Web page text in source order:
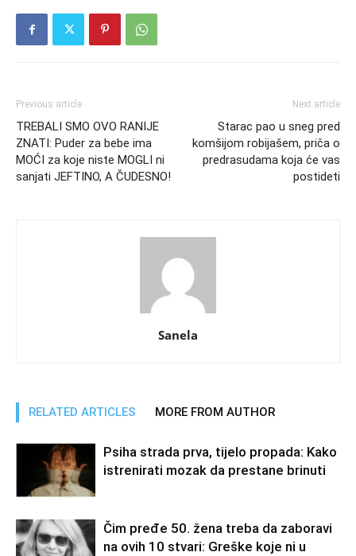
Previous article
TREBALI SMO OVO RANIJE
ZNATI: Puder za bebe ima
MOĆI za koje niste MOGLI ni
sanjati JEFTINO, A ČUDESNO!
Next article
Starac pao u sneg pred
komšijom robijašem, priča o
predrasudama koja će vas
postideti
Sanela
RELATED ARTICLES MORE FROM AUTHOR
Psiha strada prva, tijelo propada: Kako
istrenirati mozak da prestane brinuti
Čim pređe 50. žena treba da zaboravi
na ovih 10 stvari: Greške koje ni u